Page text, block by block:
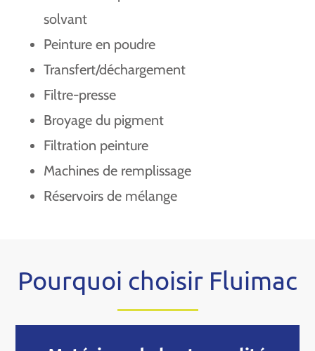
solvant
Peinture en poudre
Transfert/déchargement
Filtre-presse
Broyage du pigment
Filtration peinture
Machines de remplissage
Réservoirs de mélange
Pourquoi choisir Fluimac